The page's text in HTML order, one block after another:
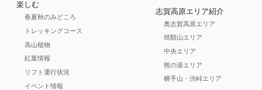
楽しむ
春夏秋のみどころ
トレッキングコース
高山植物
紅葉情報
リフト運行状況
イベント情報
志賀高原エリア紹介
奥志賀高原エリア
焼額山エリア
中央エリア
熊の湯エリア
横手山・渋峠エリア